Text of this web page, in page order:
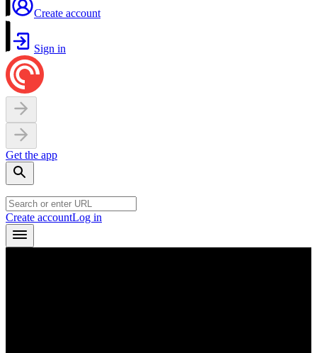
Create account
Sign in
Get the app
Create accountLog in